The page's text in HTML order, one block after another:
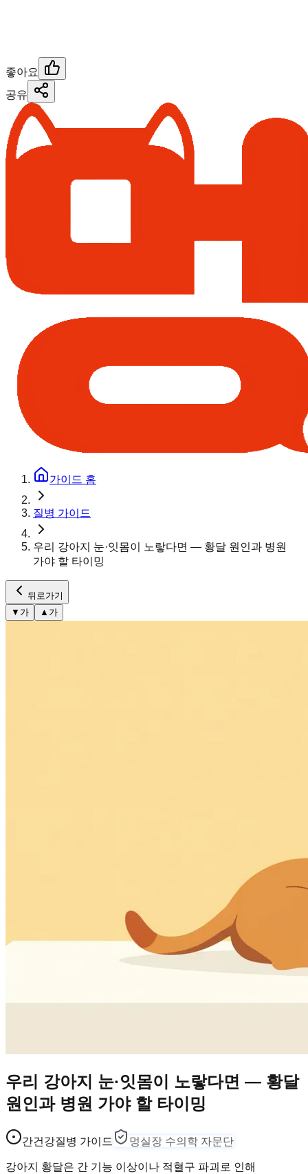
좋아요
공유
가이드 홈
질병 가이드
우리 강아지 눈·잇몸이 노랗다면 — 황달 원인과 병원
가야 할 타이밍
뒤로가기
▼ 가 ▲ 가
우리 강아지 눈·잇몸이 노랗다면 — 황달
원인과 병원 가야 할 타이밍
간건강질병 가이드 멍실장 수의학 자문단
강아지 황달은 간 기능 이상이나 적혈구 파괴로 인해